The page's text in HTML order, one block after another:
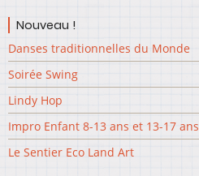
Nouveau !
Danses traditionnelles du Monde
Soirée Swing
Lindy Hop
Impro Enfant 8-13 ans et 13-17 ans
Le Sentier Eco Land Art